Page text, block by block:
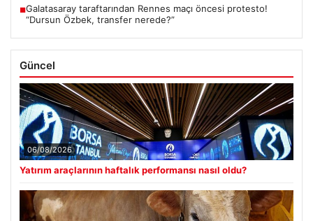
■Galatasaray taraftarından Rennes maçı öncesi protesto!
“Dursun Özbek, transfer nerede?”
Güncel
06/08/2026
Yatırım araçlarının haftalık performansı nasıl oldu?